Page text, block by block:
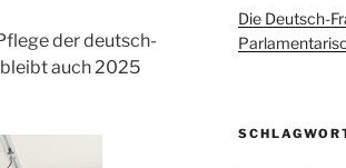
der deutsch-
auch 2025
Die Deutsch-